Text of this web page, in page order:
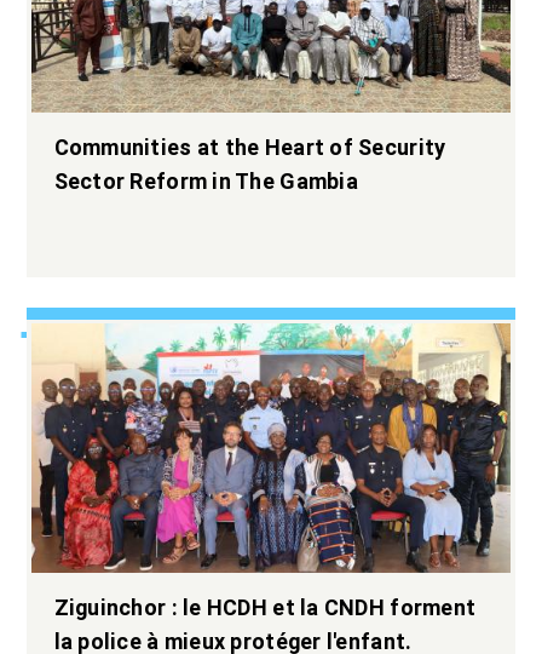
Communities at the Heart of Security
Sector Reform in The Gambia
Ziguinchor : le HCDH et la CNDH forment
la police à mieux protéger l'enfant.